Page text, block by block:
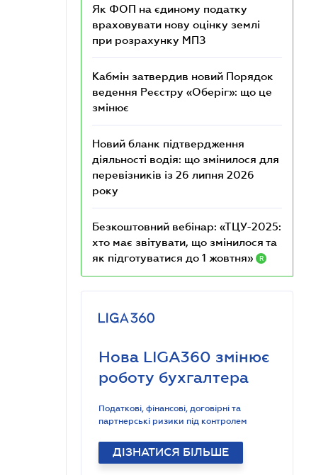
Як ФОП на єдиному податку
враховувати нову оцінку землі
при розрахунку МПЗ
Кабмін затвердив новий Порядок
ведення Реєстру «Оберіг»: що це
змінює
Новий бланк підтвердження
діяльності водія: що змінилося для
перевізників із 26 липня 2026
року
Безкоштовний вебінар: «ТЦУ-2025:
хто має звітувати, що змінилося та
як підготуватися до 1 жовтня»
R
Нова LIGA360 змінює
роботу бухгалтера
Податкові, фінансові, договірні та
партнерські ризики під контролем
ДІЗНАТИСЯ БІЛЬШЕ